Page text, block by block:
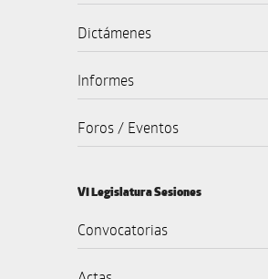
Dictámenes
Informes
Foros / Eventos
VI Legislatura Sesiones
Convocatorias